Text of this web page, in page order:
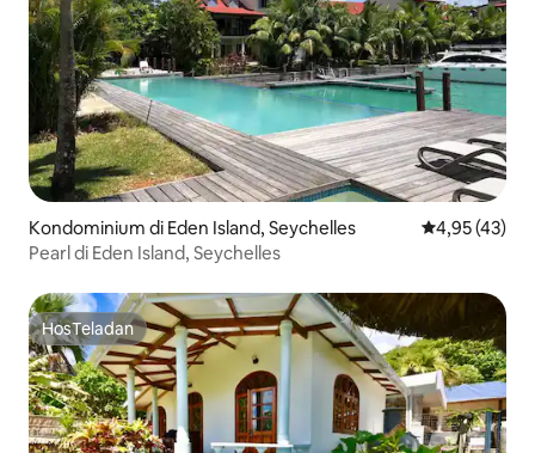
Kondominium di Eden Island, Seychelles Nilai rata-rata
4,95 (43)
Pearl di Eden Island, Seychelles
HosTeladan
HosTeladan